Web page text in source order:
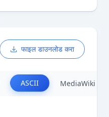
फाइल डाउनलोड करा
ASCII MediaWiki